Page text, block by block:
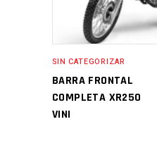
SIN CATEGORIZAR
BARRA FRONTAL
COMPLETA XR250
VINI